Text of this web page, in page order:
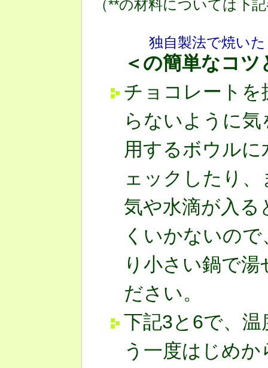
（**の材料については下
独自製法で焼い
＜の簡単なコ
チョコレートを
らないように
用するボウル
ェックしたり
気や水滴が入
くいかないの
り小さい鍋で
ださい。
下記3と6で、
う一度はじめ